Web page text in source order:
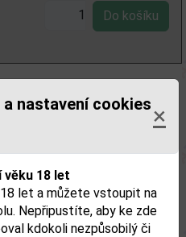
nastavení cookies×
18 let
let a můžete vstoupit na
Nepřipustíte, aby ke zde
kdokoli nezpůsobilý či
vyrábí v souladu s touto
destilát se stylem a
andělikou, koriandrem